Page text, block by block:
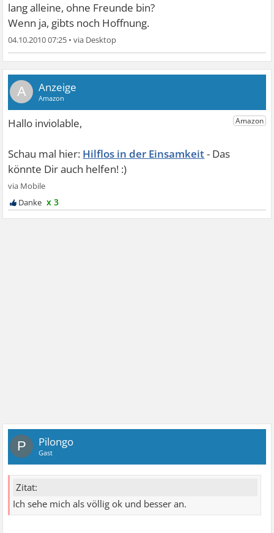
lang alleine, ohne Freunde bin?
Wenn ja, gibts noch Hoffnung.
04.10.2010 07:25 •
A
Hilflos in der Einsamkeit
x 3
P Pilongo
Gast
Zitat:
Ich sehe mich als völlig ok und besser an.